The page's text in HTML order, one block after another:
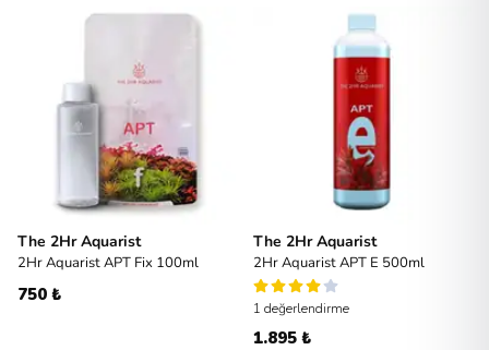
The 2Hr Aquarist
2Hr Aquarist APT Fix 100ml
750 ₺
The 2Hr Aquarist
2Hr Aquarist APT E 500ml
1 değerlendirme
1.895 ₺